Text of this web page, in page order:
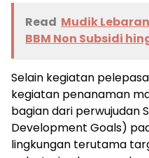
Read Mudik
BBM Non Subsidi
Selain kegiatan
kegiatan penanaman
bagian dari perwujudan
Development Goals)
lingkungan terutama